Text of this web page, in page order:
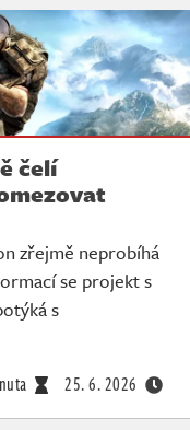
čelí
zřejmě neprobíhá
se projekt s
s
25. 6. 2026